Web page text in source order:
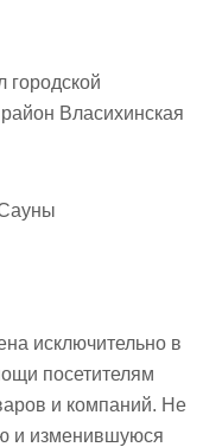
городской
Власихинская
исключительно в
посетителям
и компаний. Не
и изменившуюся